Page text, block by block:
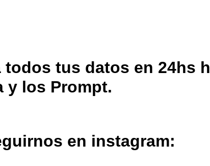
tus datos en 24hs
y los Prompt.
en instagram: